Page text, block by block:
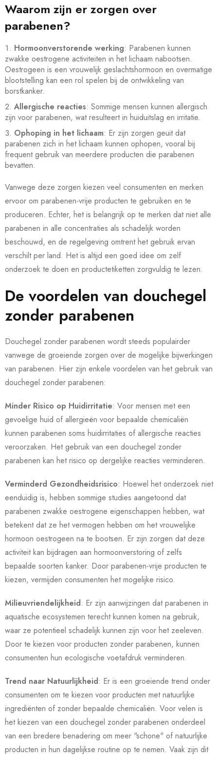
Waarom zijn er zorgen over
parabenen?
Hormoonverstorende werking: Parabenen kunnen
zwakke oestrogene activiteiten in het lichaam nabootsen.
Oestrogeen is een vrouwelijk geslachtshormoon en overmatige
blootstelling kan een rol spelen bij de ontwikkeling van
borstkanker.
Allergische reacties: Sommige mensen kunnen allergisch
zijn voor parabenen, wat resulteert in huiduitslag en irritatie.
Ophoping in het lichaam: Er zijn zorgen geuit dat
parabenen zich in het lichaam kunnen ophopen, vooral bij
frequent gebruik van meerdere producten die parabenen
bevatten.
Vanwege deze zorgen kiezen veel consumenten en merken
ervoor om parabenen-vrije producten te gebruiken en te
produceren. Echter, het is belangrijk op te merken dat niet alle
parabenen in alle concentraties als schadelijk worden
beschouwd, en de regelgeving omtrent het gebruik ervan
verschilt per land. Het is altijd een goed idee om zelf
onderzoek te doen en productetiketten zorgvuldig te lezen.
De voordelen van douchegel
zonder parabenen
Douchegel zonder parabenen wordt steeds populairder
vanwege de groeiende zorgen over de mogelijke bijwerkingen
van parabenen. Hier zijn enkele voordelen van het gebruik van
douchegel zonder parabenen:
Minder Risico op Huidirritatie: Voor mensen met een
gevoelige huid of allergieën voor bepaalde chemicaliën
kunnen parabenen soms huidirritaties of allergische reacties
veroorzaken. Het gebruik van een douchegel zonder
parabenen kan het risico op dergelijke reacties verminderen.
Verminderd Gezondheidsrisico: Hoewel het onderzoek niet
eenduidig is, hebben sommige studies aangetoond dat
parabenen zwakke oestrogene eigenschappen hebben, wat
betekent dat ze het vermogen hebben om het vrouwelijke
hormoon oestrogeen na te bootsen. Er zijn zorgen dat deze
activiteit kan bijdragen aan hormoonverstoring of zelfs
bepaalde soorten kanker. Door parabenen-vrije producten te
kiezen, vermijden consumenten het mogelijke risico.
Milieuvriendelijkheid: Er zijn aanwijzingen dat parabenen in
aquatische ecosystemen terecht kunnen komen na gebruik,
waar ze potentieel schadelijk kunnen zijn voor het zeeleven.
Door te kiezen voor producten zonder parabenen, kunnen
consumenten hun ecologische voetafdruk verminderen.
Trend naar Natuurlijkheid: Er is een groeiende trend onder
consumenten om te kiezen voor producten met natuurlijke
ingrediënten of zonder bepaalde chemicaliën. Voor velen is
het kiezen van een douchegel zonder parabenen onderdeel
van een bredere benadering om meer "schone" of natuurlijke
producten in hun dagelijkse routine op te nemen. Vaak zijn dit